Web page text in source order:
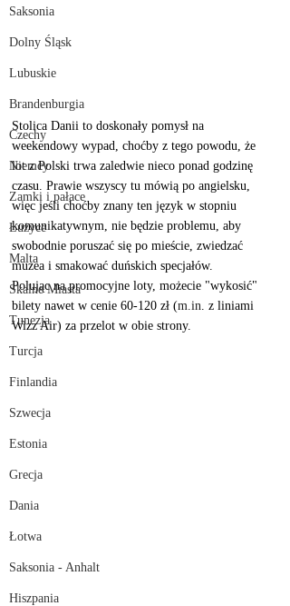
Saksonia
Dolny Śląsk
Lubuskie
Brandenburgia
Czechy
Niemcy
Zamki i pałace
Łużyce
Malta
Skalne Miasta
Tunezja
Turcja
Finlandia
Szwecja
Estonia
Grecja
Dania
Łotwa
Saksonia - Anhalt
Hiszpania
Stolica Danii to doskonały pomysł na
weekendowy wypad, choćby z tego powodu, że
lot z Polski trwa zaledwie nieco ponad godzinę
czasu. Prawie wszyscy tu mówią po angielsku,
więc jeśli choćby znany ten język w stopniu
komunikatywnym, nie będzie problemu, aby
swobodnie poruszać się po mieście, zwiedzać
muzea i smakować duńskich specjałów.
Polując na promocyjne loty, możecie "wykosić"
bilety nawet w cenie 60-120 zł (m.in. z liniami
Wizz Air) za przelot w obie strony.